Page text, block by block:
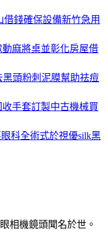
錢確保設備新竹急用
麻將桌並彰化房屋借
頭粉刺泥膜幫助祛痘
手套訂製中古機械買
科全術式於視優silk黑
相機鏡頭聞名於世。